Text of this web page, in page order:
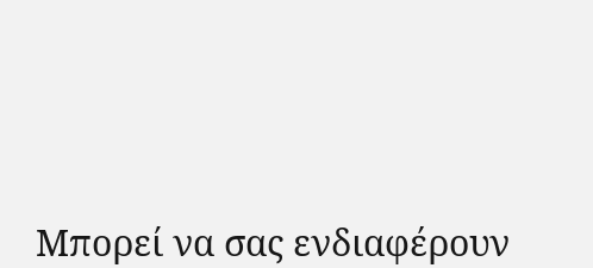
Μπορεί να σας ενδιαφέρουν